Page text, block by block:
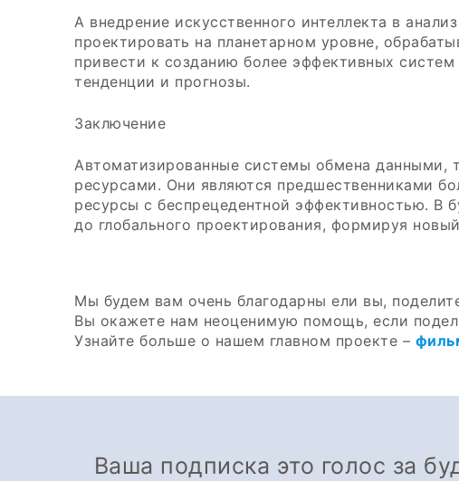
А внедрение искусственного интеллекта в
проектировать на планетарном уровне,
привести к созданию более эффективных
тенденции и прогнозы.
Заключение
Автоматизированные системы обмена данными,
ресурсами. Они являются предшественниками
ресурсы с беспрецедентной эффективностью. В
до глобального проектирования, формируя
Мы будем вам очень благодарны ели вы,
Вы окажете нам неоценимую помощь, если
Узнайте больше о нашем главном проекте –
Ваша подписка это голос за